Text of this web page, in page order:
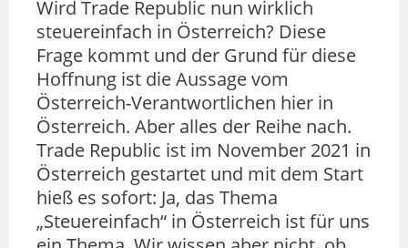
Wird Trade Republic nun wirklich
steuereinfach in Österreich? Diese
Frage kommt und der Grund für diese
Hoffnung ist die Aussage vom
Österreich-Verantwortlichen hier in
Österreich. Aber alles der Reihe nach.
Trade Republic ist im November 2021 in
Österreich gestartet und mit dem Start
hieß es sofort: Ja, das Thema
„Steuereinfach“ in Österreich ist für uns